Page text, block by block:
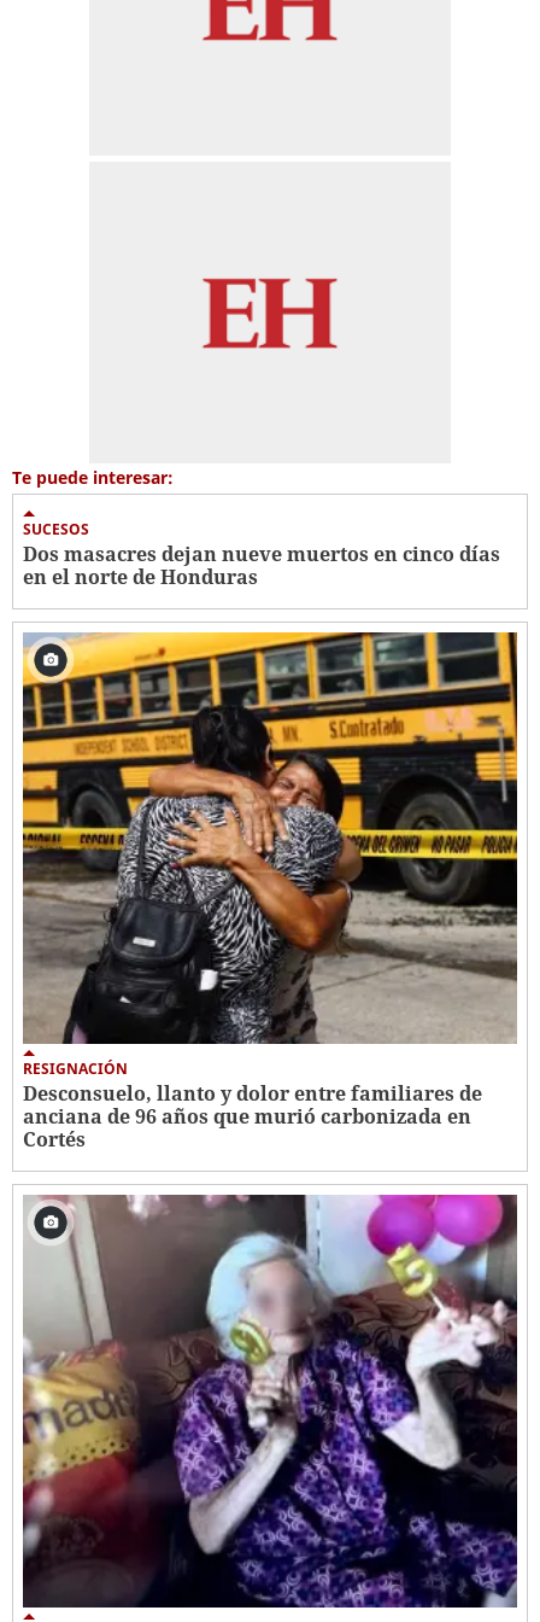
Te puede interesar:
SUCESOS
Dos masacres dejan nueve muertos en cinco días
en el norte de Honduras
RESIGNACIÓN
​​​​Desconsuelo, llanto y dolor entre familiares de
anciana de 96 años que murió carbonizada en
Cortés